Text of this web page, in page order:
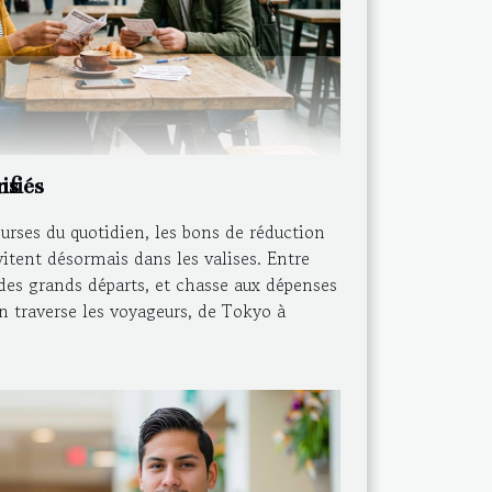
du quotidien, les bons de réduction
désormais dans les valises. Entre
grands départs, et chasse aux dépenses
les voyageurs, de Tokyo à